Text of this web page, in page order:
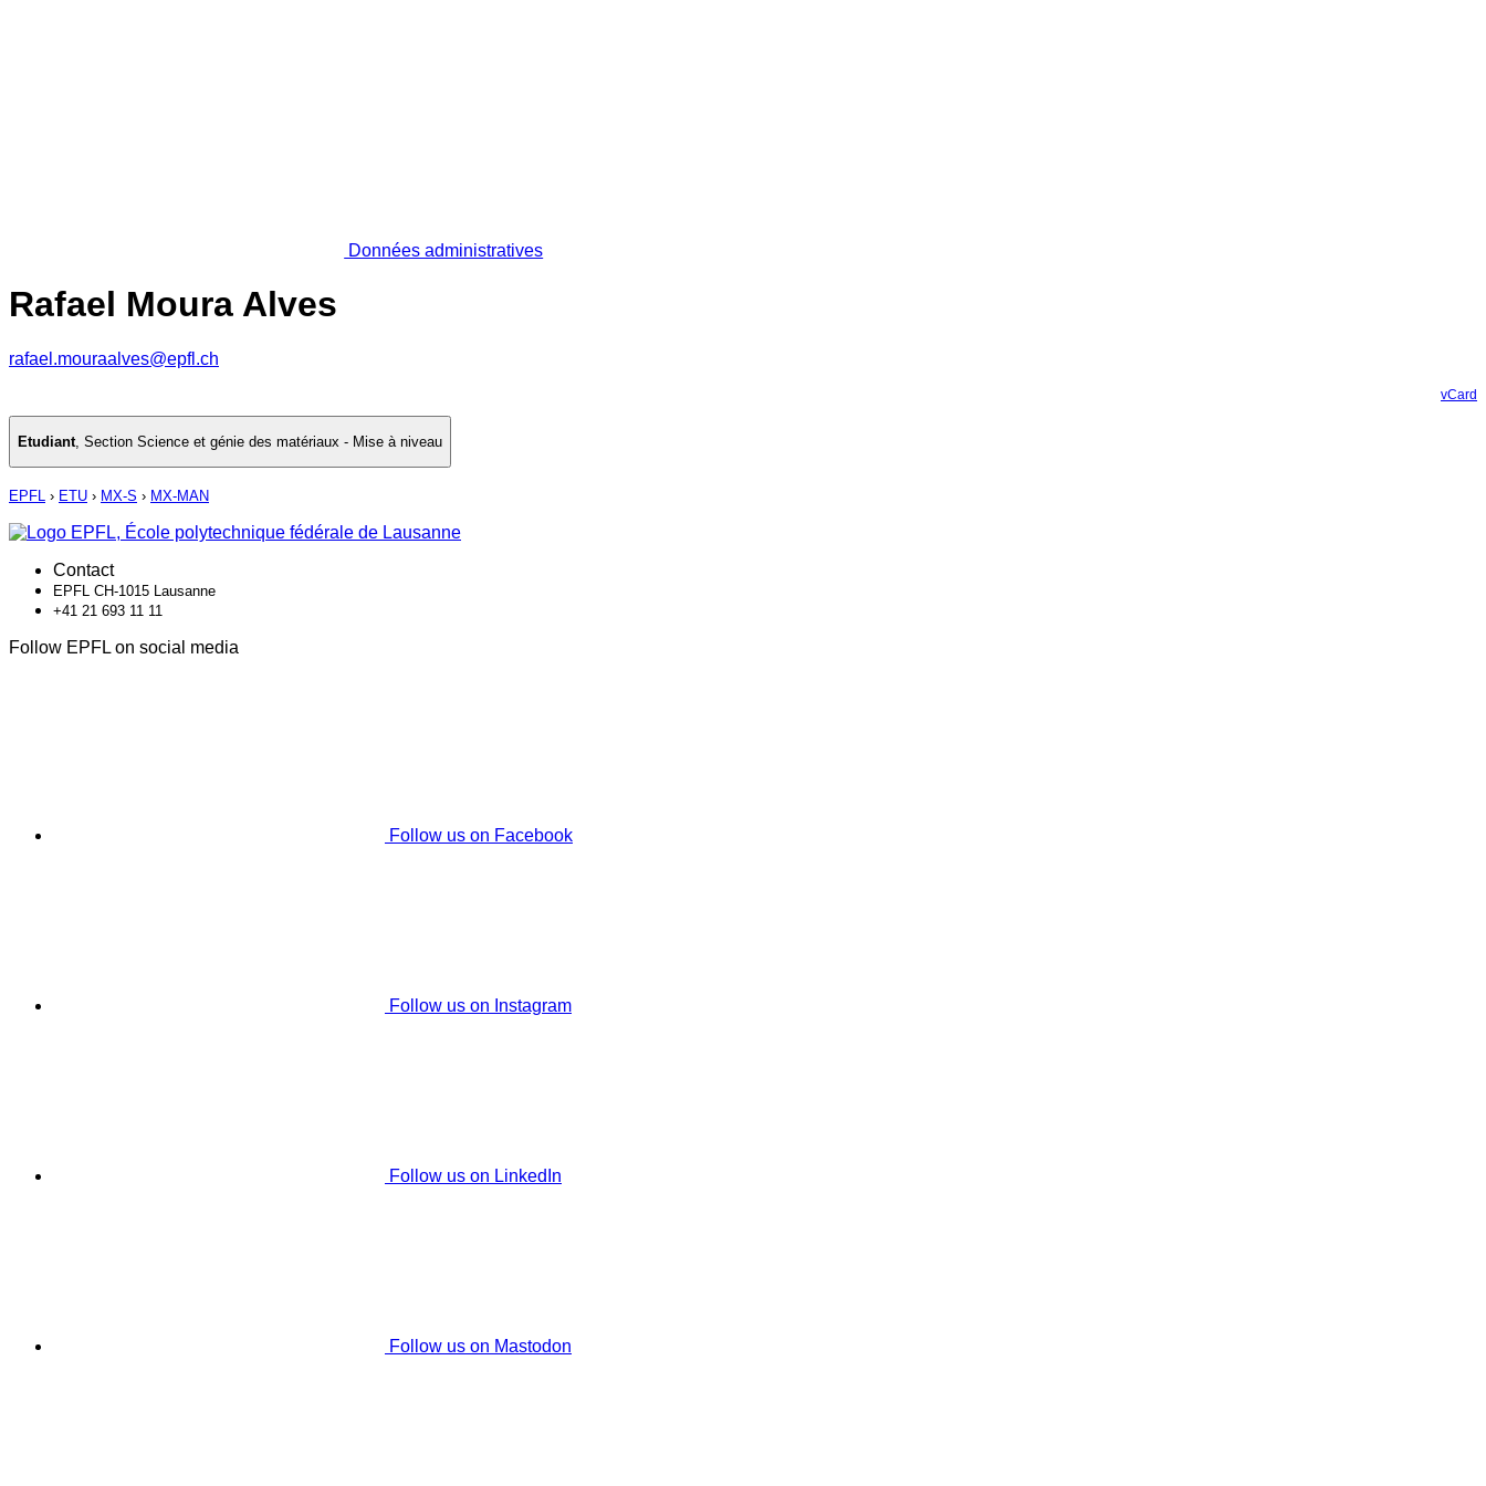
Données administratives
Rafael Moura Alves
rafael.mouraalves@epfl.ch
vCard
Etudiant, Section Science et génie des matériaux - Mise à niveau
EPFL › ETU › MX-S › MX-MAN
Contact
EPFL CH-1015 Lausanne
+41 21 693 11 11
Follow EPFL on social media
Follow us on Facebook
Follow us on Instagram
Follow us on LinkedIn
Follow us on Mastodon